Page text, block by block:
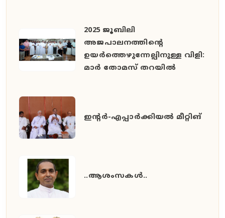
2025 ജൂബിലി
അജപാലനത്തിന്റെ
ഉയർത്തെഴുന്നേല്പിനുള്ള വിളി:
മാർ തോമസ് തറയിൽ
ഇൻ്റർ-എപ്പാർക്കിയൽ മീറ്റിങ്
..ആശംസകൾ..